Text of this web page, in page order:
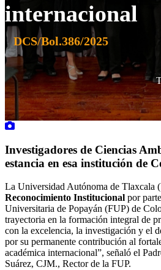
internacional
DCS/Bol.386/2025
Investigadores de Ciencias
estancia en esa institución de
La Universidad Autónoma de Tlaxcala
Reconocimiento Institucional por
Universitaria de Popayán (FUP) de
trayectoria en la formación integral de
con la excelencia, la investigación y el
por su permanente contribución al
académica internacional”, señaló el
Suárez, CJM., Rector de la FUP.